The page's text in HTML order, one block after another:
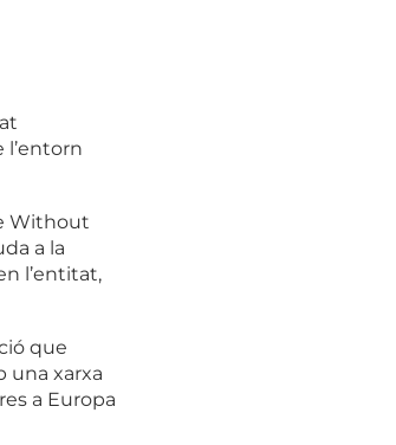
l’entorn
Without
a la
l’entitat,
que
una xarxa
a Europa